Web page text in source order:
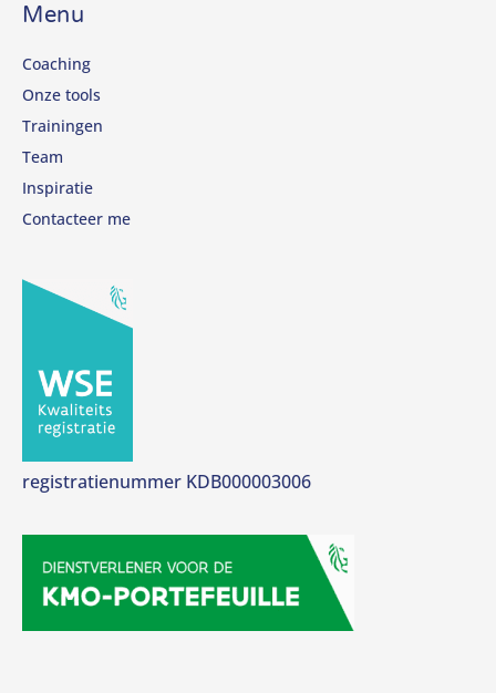
Menu
Coaching
Onze tools
Trainingen
Team
Inspiratie
Contacteer me
registratienummer KDB000003006